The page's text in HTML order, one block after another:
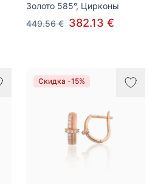
Золото 585°, Цирконы
449.56 € 382.13 €
Скидка -15%